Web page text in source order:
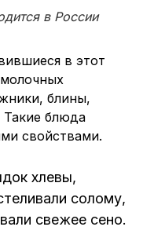
в России
в этот
блины,
блюда
свойствами.
хлевы,
солому,
свежее сено.